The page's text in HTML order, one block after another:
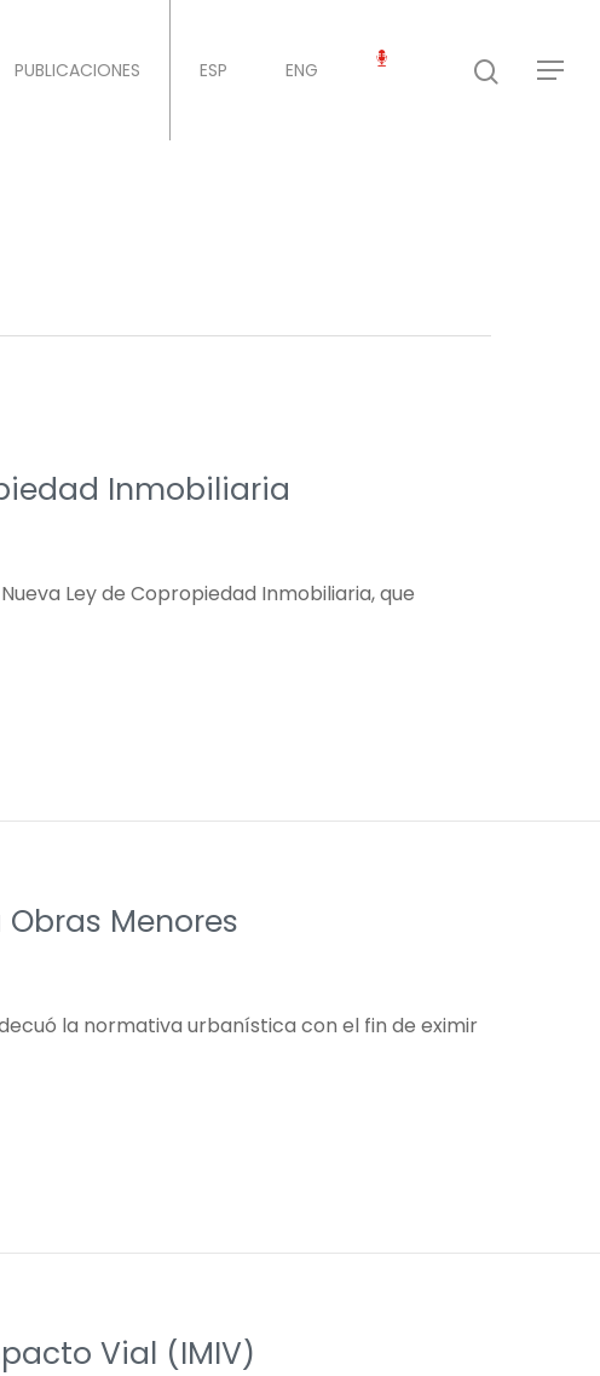
PUBLICACIONES ESP ENG
Inmobiliaria
Ley de Copropiedad Inmobiliaria, que
Menores
la normativa urbanística con el fin de eximir
Vial (IMIV)